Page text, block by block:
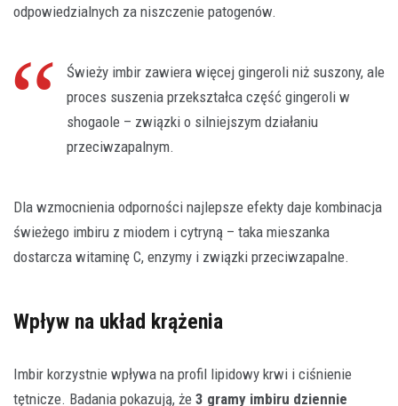
odpowiedzialnych za niszczenie patogenów.
Świeży imbir zawiera więcej gingeroli niż suszony, ale
proces suszenia przekształca część gingeroli w
shogaole – związki o silniejszym działaniu
przeciwzapalnym.
Dla wzmocnienia odporności najlepsze efekty daje kombinacja
świeżego imbiru z miodem i cytryną – taka mieszanka
dostarcza witaminę C, enzymy i związki przeciwzapalne.
Wpływ na układ krążenia
Imbir korzystnie wpływa na profil lipidowy krwi i ciśnienie
tętnicze. Badania pokazują, że 3 gramy imbiru dziennie